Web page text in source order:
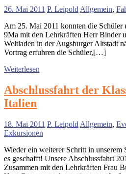
26. Mai 2011 P. Leipold Allgemein,
Am 25. Mai 2011 konnten die Schüler
9Ma mit den Lehrkräften Herr Binder
Weltladen in der Augsburger Altstadt
Vortrag erfuhren die Schüler,[…]
Weiterlesen
Abschlussfahrt der
Italien
18. Mai 2011 P. Leipold Allgemein,
Exkursionen
Wieder ein weiterer Schritt in unserem
es geschafft! Unsere Abschlussfahrt
Zusammen mit den Lehrkräften Frau